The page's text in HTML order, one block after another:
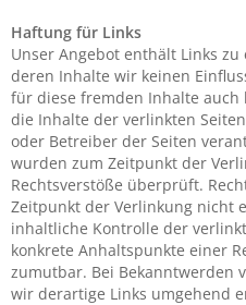
Haftung für Links
Unser Angebot enthält Links
deren Inhalte wir keinen
für diese fremden Inhalte auch
die Inhalte der verlinkten
oder Betreiber der Seiten
wurden zum Zeitpunkt der
Rechtsverstöße überprüft.
Zeitpunkt der Verlinkung nicht
inhaltliche Kontrolle der
konkrete Anhaltspunkte einer
zumutbar. Bei Bekanntwerden
wir derartige Links umgehend